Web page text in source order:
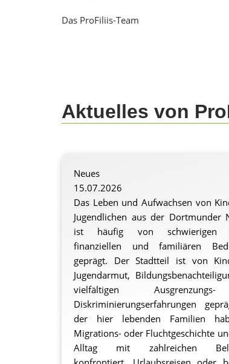
Das ProFiliis-Team
Aktuelles von
Neues
15.07.2026
Das Leben und Aufwachsen von
Jugendlichen aus der Dortmunder
ist häufig von schwierigen
finanziellen und familiären
geprägt. Der Stadtteil ist von
Jugendarmut,
vielfältigen
Diskriminierungserfahrungen
der hier lebenden Familien
Migrations- oder Fluchtgeschichte
Alltag mit zahlreichen